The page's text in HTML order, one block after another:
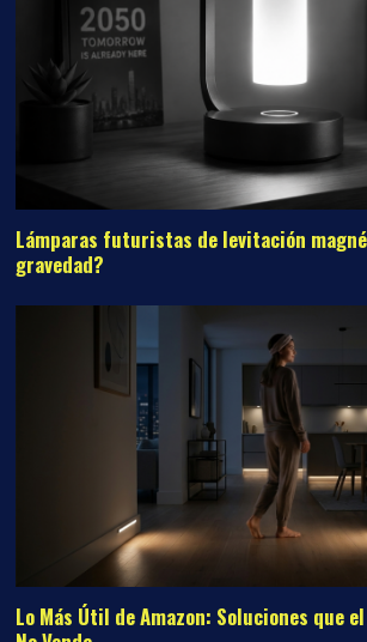
Lámparas futuristas de levitación
gravedad?
Lo Más Útil de Amazon: Soluciones que